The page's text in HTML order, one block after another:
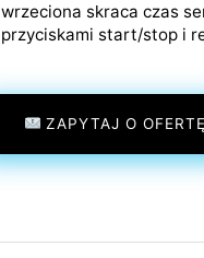
wrzeciona skraca czas
przyciskami start/stop i
ZAPYTAJ O OFERTĘ